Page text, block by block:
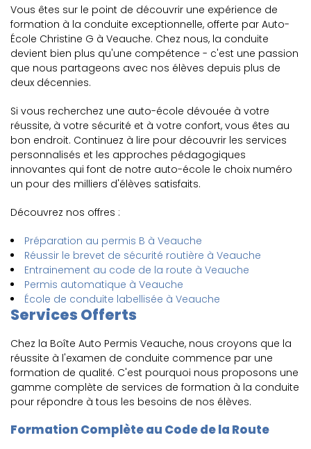
Vous êtes sur le point de découvrir une expérience de
formation à la conduite exceptionnelle, offerte par Auto-
École Christine G à Veauche. Chez nous, la conduite
devient bien plus qu'une compétence - c'est une passion
que nous partageons avec nos élèves depuis plus de
deux décennies.
Si vous recherchez une auto-école dévouée à votre
réussite, à votre sécurité et à votre confort, vous êtes au
bon endroit. Continuez à lire pour découvrir les services
personnalisés et les approches pédagogiques
innovantes qui font de notre auto-école le choix numéro
un pour des milliers d'élèves satisfaits.
Découvrez nos offres :
Préparation au permis B à Veauche
Réussir le brevet de sécurité routière à Veauche
Entrainement au code de la route à Veauche
Permis automatique à Veauche
École de conduite labellisée à Veauche
Services Offerts
Chez la Boîte Auto Permis Veauche, nous croyons que la
réussite à l'examen de conduite commence par une
formation de qualité. C'est pourquoi nous proposons une
gamme complète de services de formation à la conduite
pour répondre à tous les besoins de nos élèves.
Formation Complète au Code de la Route